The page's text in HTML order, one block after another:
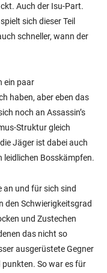
Auch der Isu-Part.
sich dieser Teil
schneller, wann der
ein paar
haben, aber eben das
noch an Assassin’s
Struktur gleich
Jäger ist dabei auch
leidlichen Bosskämpfen.
an und für sich sind
den Schwierigkeitsgrad
und Zustechen
das nicht so
ausgerüstete Gegner
So war es für